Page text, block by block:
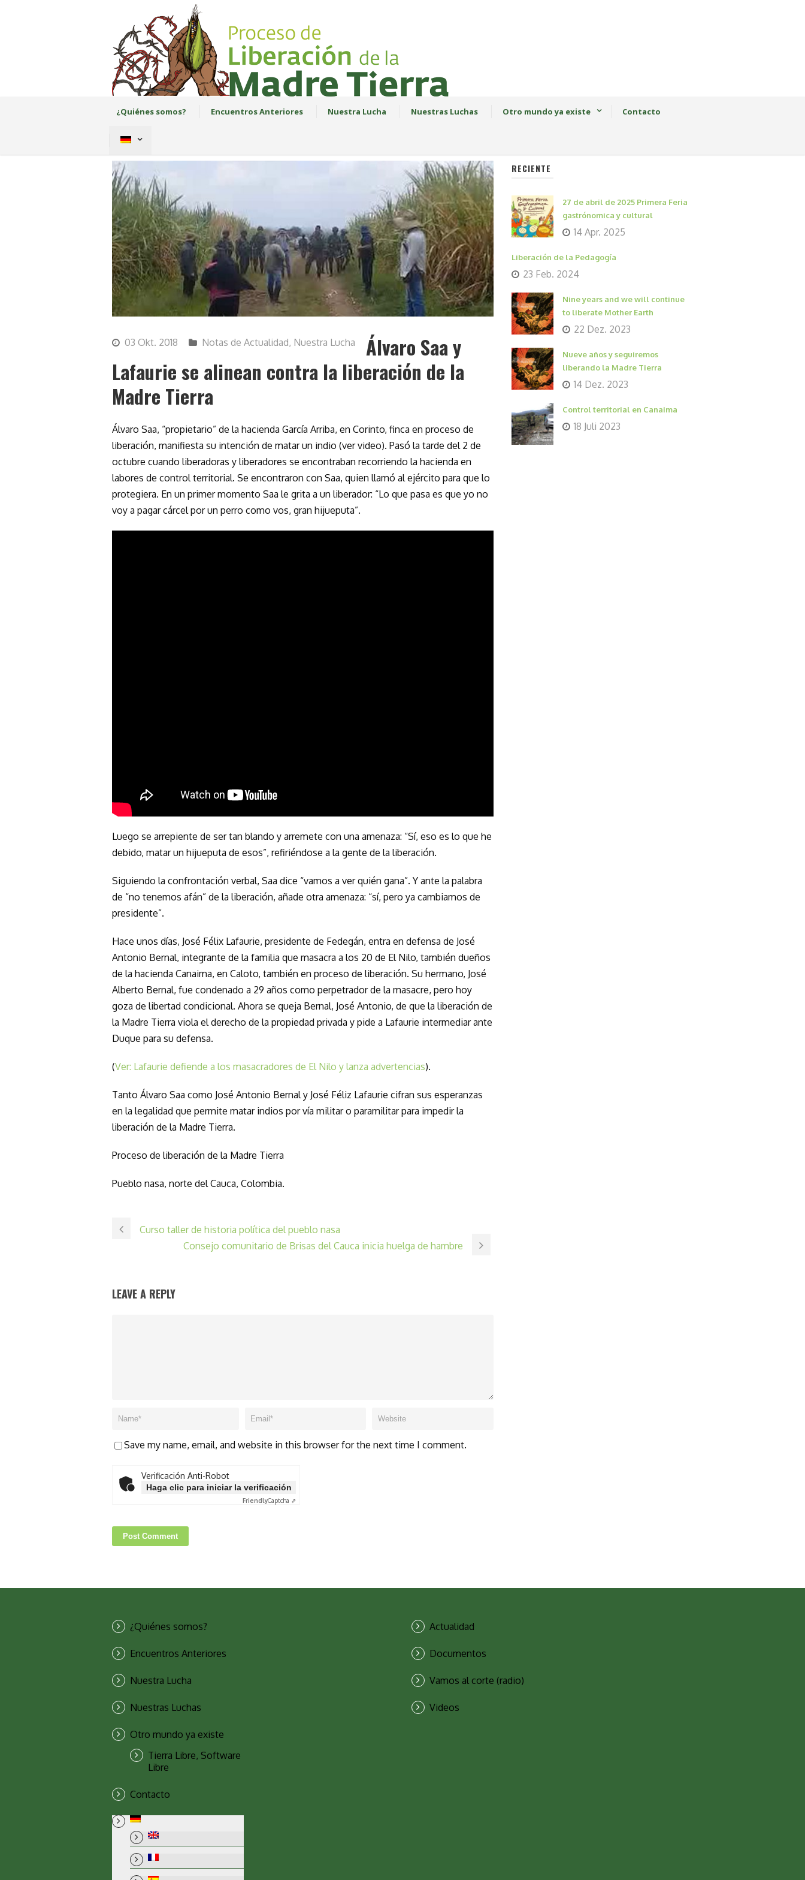
¿Quiénes somos? Encuentros Anteriores Nuestra Lucha Nuestras Luchas Otro mundo ya existe Contacto
03 Okt. 2018 Notas de Actualidad, Nuestra Lucha
Álvaro Saa y
Lafaurie se alinean contra la liberación de la
Madre Tierra
Álvaro Saa, “propietario” de la hacienda García Arriba, en Corinto, finca en proceso de
liberación, manifiesta su intención de matar un indio (ver video). Pasó la tarde del 2 de
octubre cuando liberadoras y liberadores se encontraban recorriendo la hacienda en
labores de control territorial. Se encontraron con Saa, quien llamó al ejército para que lo
protegiera. En un primer momento Saa le grita a un liberador: “Lo que pasa es que yo no
voy a pagar cárcel por un perro como vos, gran hijueputa”.
Luego se arrepiente de ser tan blando y arremete con una amenaza: “Sí, eso es lo que he
debido, matar un hijueputa de esos”, refiriéndose a la gente de la liberación.
Siguiendo la confrontación verbal, Saa dice “vamos a ver quién gana”. Y ante la palabra
de “no tenemos afán” de la liberación, añade otra amenaza: “sí, pero ya cambiamos de
presidente”.
Hace unos días, José Félix Lafaurie, presidente de Fedegán, entra en defensa de José
Antonio Bernal, integrante de la familia que masacra a los 20 de El Nilo, también dueños
de la hacienda Canaima, en Caloto, también en proceso de liberación. Su hermano, José
Alberto Bernal, fue condenado a 29 años como perpetrador de la masacre, pero hoy
goza de libertad condicional. Ahora se queja Bernal, José Antonio, de que la liberación de
la Madre Tierra viola el derecho de la propiedad privada y pide a Lafaurie intermediar ante
Duque para su defensa.
(Ver: Lafaurie defiende a los masacradores de El Nilo y lanza advertencias).
Tanto Álvaro Saa como José Antonio Bernal y José Féliz Lafaurie cifran sus esperanzas
en la legalidad que permite matar indios por vía militar o paramilitar para impedir la
liberación de la Madre Tierra.
Proceso de liberación de la Madre Tierra
Pueblo nasa, norte del Cauca, Colombia.
Curso taller de historia política del pueblo nasa
Consejo comunitario de Brisas del Cauca inicia huelga de hambre
LEAVE A REPLY
Save my name, email, and website in this browser for the next time I comment.
Verificación Anti-Robot
Haga clic para iniciar la verificación
FriendlyCaptcha ⇗
RECIENTE
27 de abril de 2025 Primera Feria
gastrónomica y cultural
14 Apr. 2025
Liberación de la Pedagogía
23 Feb. 2024
Nine years and we will continue
to liberate Mother Earth
22 Dez. 2023
Nueve años y seguiremos
liberando la Madre Tierra
14 Dez. 2023
Control territorial en Canaima
18 Juli 2023
¿Quiénes somos?
Encuentros Anteriores
Nuestra Lucha
Nuestras Luchas
Otro mundo ya existe
Tierra Libre, Software
Libre
Contacto
Actualidad
Documentos
Vamos al corte (radio)
Videos